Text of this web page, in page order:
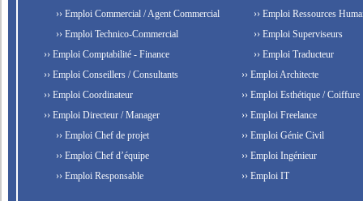
›› Emploi Commercial / Agent Commercial
›› Emploi Technico-Commercial
›› Emploi Comptabilité - Finance
›› Emploi Conseillers / Consultants
›› Emploi Coordinateur
›› Emploi Directeur / Manager
›› Emploi Chef de projet
›› Emploi Chef d’équipe
›› Emploi Responsable
›› Emploi Ressources
›› Emploi Superviseurs
›› Emploi Traducteur
›› Emploi Architecte
›› Emploi Esthétique / Coiffure
›› Emploi Freelance
›› Emploi Génie Civil
›› Emploi Ingénieur
›› Emploi IT